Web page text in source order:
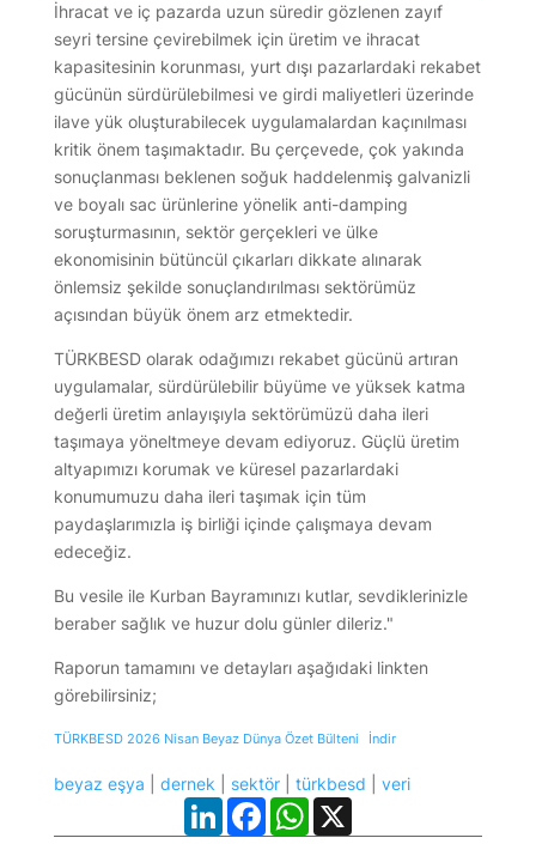
İhracat ve iç pazarda uzun süredir gözlenen zayıf
seyri tersine çevirebilmek için üretim ve ihracat
kapasitesinin korunması, yurt dışı pazarlardaki rekabet
gücünün sürdürülebilmesi ve girdi maliyetleri üzerinde
ilave yük oluşturabilecek uygulamalardan kaçınılması
kritik önem taşımaktadır. Bu çerçevede, çok yakında
sonuçlanması beklenen soğuk haddelenmiş galvanizli
ve boyalı sac ürünlerine yönelik anti-damping
soruşturmasının, sektör gerçekleri ve ülke
ekonomisinin bütüncül çıkarları dikkate alınarak
önlemsiz şekilde sonuçlandırılması sektörümüz
açısından büyük önem arz etmektedir.
TÜRKBESD olarak odağımızı rekabet gücünü artıran
uygulamalar, sürdürülebilir büyüme ve yüksek katma
değerli üretim anlayışıyla sektörümüzü daha ileri
taşımaya yöneltmeye devam ediyoruz. Güçlü üretim
altyapımızı korumak ve küresel pazarlardaki
konumumuzu daha ileri taşımak için tüm
paydaşlarımızla iş birliği içinde çalışmaya devam
edeceğiz.
Bu vesile ile Kurban Bayramınızı kutlar, sevdiklerinizle
beraber sağlık ve huzur dolu günler dileriz."
Raporun tamamını ve detayları aşağıdaki linkten
görebilirsiniz;
TÜRKBESD 2026 Nisan Beyaz Dünya Özet Bülteni İndir
beyaz eşya dernek sektör| türkbesd
veri
LinkedInFacebookWhatsApp
X